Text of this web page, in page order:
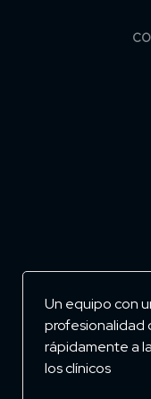
Un equipo con
profesionalidad
rápidamente a
los clínicos